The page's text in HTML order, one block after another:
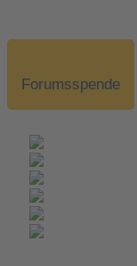
Forumsspende